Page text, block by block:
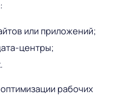
или приложений;
центры;
рабочих